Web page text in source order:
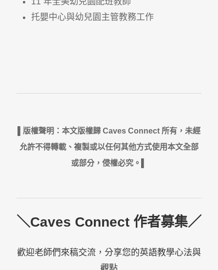
托嬰中心與幼兒園主管教務工作
▌版權聲明：本文版權歸 Caves Connect 所有，未經
允許不得轉載、複製或以任何其他方式使用本文全部
或部分，侵權必究。▌
＼Caves Connect 作者募集／
歡迎老師們來稿交流，分享您的英語教學心法與
觀點